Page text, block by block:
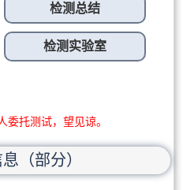
检测总结
检测实验室
委托测试，望见谅。
（部分）